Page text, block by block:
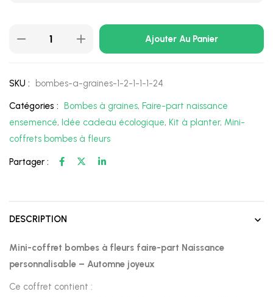
Ajouter Au Panier
SKU : bombes-a-graines-1-2-1-1-1-24
Catégories : Bombes à graines, Faire-part naissance
ensemencé, Idée cadeau écologique, Kit à planter, Mini-
coffrets bombes à fleurs
Partager :
DESCRIPTION
Mini-coffret bombes à fleurs faire-part Naissance
personnalisable – Automne joyeux
Ce coffret contient :